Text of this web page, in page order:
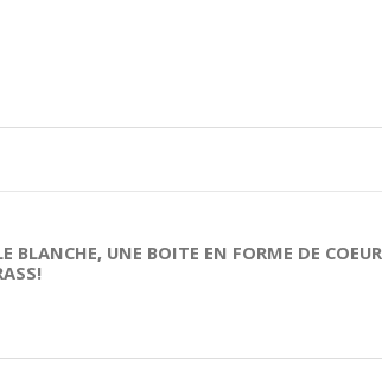
BLANCHE, UNE BOITE EN FORME DE